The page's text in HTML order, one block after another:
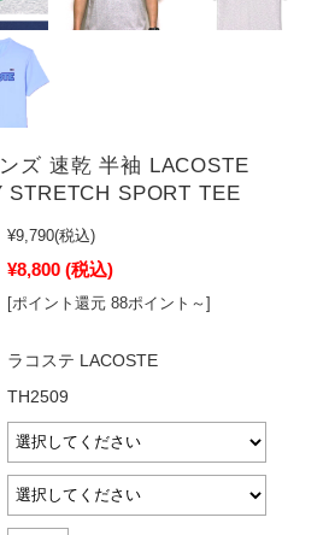
ズ 速乾 半袖 LACOSTE
STRETCH SPORT TEE
¥9,790(税込)
¥8,800 (税込)
[ポイント還元 88ポイント～]
ラコステ LACOSTE
TH2509